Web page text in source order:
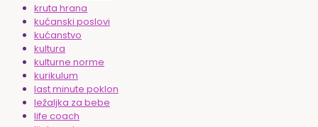
kruta hrana
kućanski poslovi
kućanstvo
kultura
kulturne norme
kurikulum
last minute poklon
ležaljka za bebe
life coach